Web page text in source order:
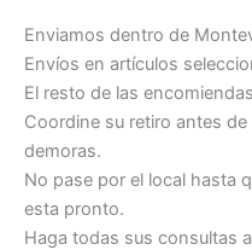
Enviamos dentro de
Envíos en artículos
El resto de las
Coordine su retiro antes
demoras.
No pase por el local hasta
esta pronto.
Haga todas sus consultas